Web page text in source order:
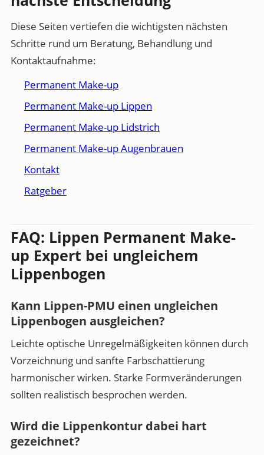
Diese Seiten vertiefen die wichtigsten nächsten
Schritte rund um Beratung, Behandlung und
Kontaktaufnahme:
Permanent Make-up
Permanent Make-up Lippen
Permanent Make-up Lidstrich
Permanent Make-up Augenbrauen
Kontakt
Ratgeber
FAQ: Lippen Permanent Make-
up Expert bei ungleichem
Lippenbogen
Kann Lippen-PMU einen ungleichen
Lippenbogen ausgleichen?
Leichte optische Unregelmäßigkeiten können durch
Vorzeichnung und sanfte Farbschattierung
harmonischer wirken. Starke Formveränderungen
sollten realistisch besprochen werden.
Wird die Lippenkontur dabei hart
gezeichnet?